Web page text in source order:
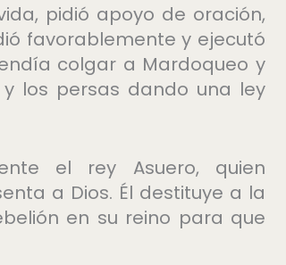
pidió apoyo de oración,
favorablemente y ejecutó
colgar a Mardoqueo y
los persas dando una ley
el rey Asuero, quien
a Dios. Él destituye a la
en su reino para que